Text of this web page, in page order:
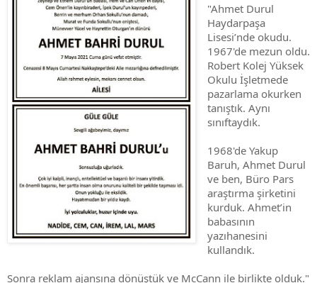
"Ahmet Durul
Haydarpaşa
Robert Kolej Yüksek
Okulu İşletmede
pazarlama okurken
tanıştık. Aynı
sınıftaydık.
1968'de Yakup
Baruh, Ahmet Durul
ve ben, Büro Pars
araştırma şirketini
kurduk. Ahmet’in
babasının
yazıhanesini
kullandık.
Sonra reklam ajansına dönüştük ve McCann ile birlikte olduk."